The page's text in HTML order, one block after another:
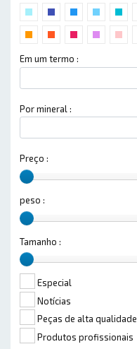
Em um termo :
Por mineral :
Preço :
peso :
Tamanho :
Especial
Notícias
Peças de alta qualidade
Produtos profissionais